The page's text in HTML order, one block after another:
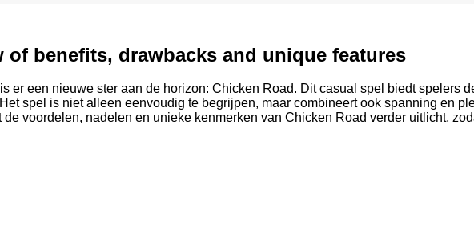
of benefits, drawbacks and unique features
er een nieuwe ster aan de horizon: Chicken Road. Dit casual spel biedt spelers
spel is niet alleen eenvoudig te begrijpen, maar combineert ook spanning en
de voordelen, nadelen en unieke kenmerken van Chicken Road verder uitlicht,